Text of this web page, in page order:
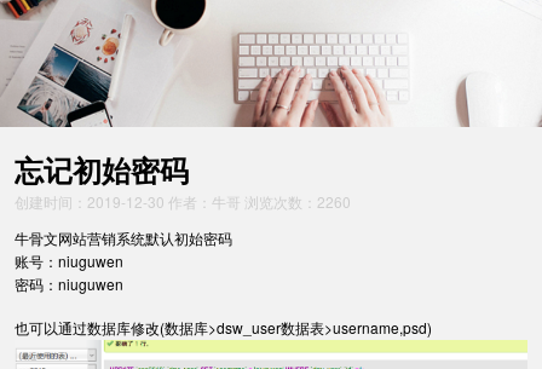
忘记初始密码
创建时间：2019-12-30 作者：牛哥 浏览次数：2260
牛骨文网站营销系统默认初始密码
账号：niuguwen
密码：niuguwen
也可以通过数据库修改(数据库>dsw_user数据表>username,psd)